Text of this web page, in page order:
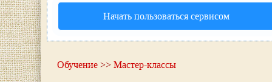
Начать пользоваться сервисом
Обучение>>Мастер-классы